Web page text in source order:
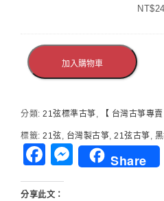
4
NT$
加入購物車
分類: 21弦標準古箏, 【 台灣古箏專賣
標籤: 21弦, 台灣製古箏, 21弦古箏,
Facebook
Share
分享此文：